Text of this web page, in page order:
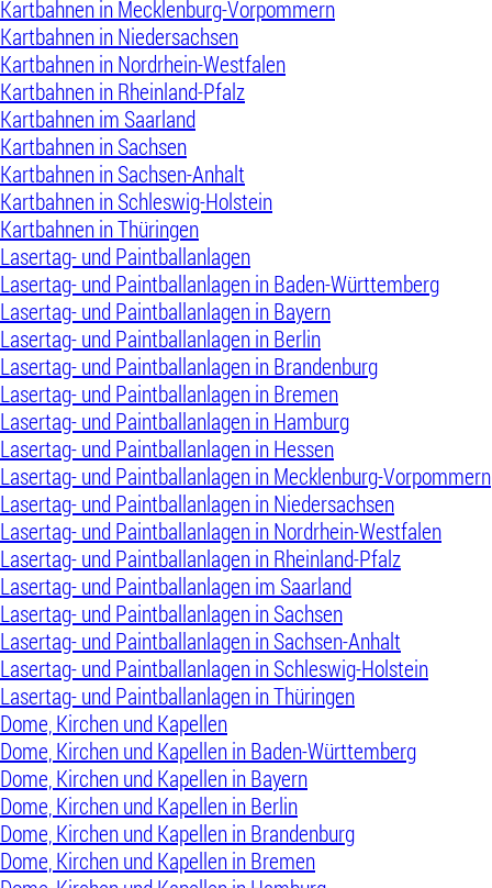
Kartbahnen in Mecklenburg-Vorpommern
Kartbahnen in Niedersachsen
Kartbahnen in Nordrhein-Westfalen
Kartbahnen in Rheinland-Pfalz
Kartbahnen im Saarland
Kartbahnen in Sachsen
Kartbahnen in Sachsen-Anhalt
Kartbahnen in Schleswig-Holstein
Kartbahnen in Thüringen
Lasertag- und Paintballanlagen
Lasertag- und Paintballanlagen in Baden-Württemberg
Lasertag- und Paintballanlagen in Bayern
Lasertag- und Paintballanlagen in Berlin
Lasertag- und Paintballanlagen in Brandenburg
Lasertag- und Paintballanlagen in Bremen
Lasertag- und Paintballanlagen in Hamburg
Lasertag- und Paintballanlagen in Hessen
Lasertag- und Paintballanlagen in Mecklenburg-Vorpommern
Lasertag- und Paintballanlagen in Niedersachsen
Lasertag- und Paintballanlagen in Nordrhein-Westfalen
Lasertag- und Paintballanlagen in Rheinland-Pfalz
Lasertag- und Paintballanlagen im Saarland
Lasertag- und Paintballanlagen in Sachsen
Lasertag- und Paintballanlagen in Sachsen-Anhalt
Lasertag- und Paintballanlagen in Schleswig-Holstein
Lasertag- und Paintballanlagen in Thüringen
Dome, Kirchen und Kapellen
Dome, Kirchen und Kapellen in Baden-Württemberg
Dome, Kirchen und Kapellen in Bayern
Dome, Kirchen und Kapellen in Berlin
Dome, Kirchen und Kapellen in Brandenburg
Dome, Kirchen und Kapellen in Bremen